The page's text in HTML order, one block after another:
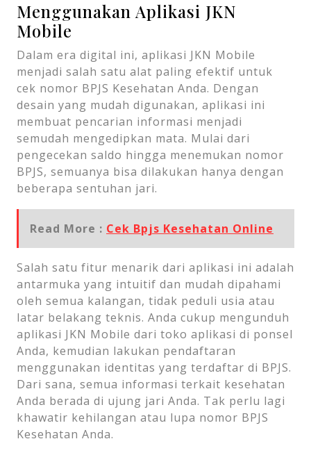
Menggunakan Aplikasi JKN
Mobile
Dalam era digital ini, aplikasi JKN Mobile
menjadi salah satu alat paling efektif untuk
cek nomor BPJS Kesehatan Anda. Dengan
desain yang mudah digunakan, aplikasi ini
membuat pencarian informasi menjadi
semudah mengedipkan mata. Mulai dari
pengecekan saldo hingga menemukan nomor
BPJS, semuanya bisa dilakukan hanya dengan
beberapa sentuhan jari.
Read More : Cek Bpjs Kesehatan Online
Salah satu fitur menarik dari aplikasi ini adalah
antarmuka yang intuitif dan mudah dipahami
oleh semua kalangan, tidak peduli usia atau
latar belakang teknis. Anda cukup mengunduh
aplikasi JKN Mobile dari toko aplikasi di ponsel
Anda, kemudian lakukan pendaftaran
menggunakan identitas yang terdaftar di BPJS.
Dari sana, semua informasi terkait kesehatan
Anda berada di ujung jari Anda. Tak perlu lagi
khawatir kehilangan atau lupa nomor BPJS
Kesehatan Anda.